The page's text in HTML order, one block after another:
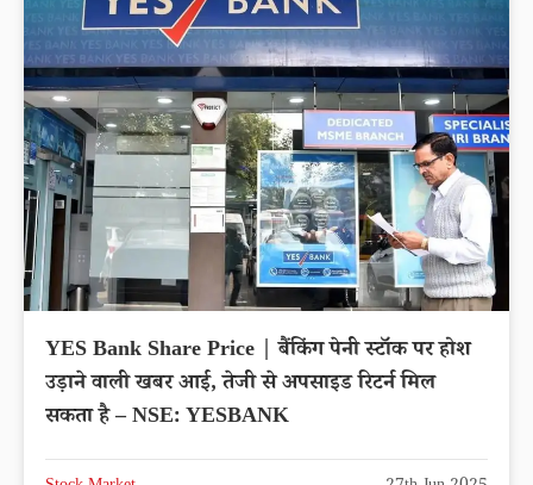
YES Bank Share Price | बैंकिंग पेनी स्टॉक पर होश
उड़ाने वाली खबर आई, तेजी से अपसाइड रिटर्न मिल
सकता है – NSE: YESBANK